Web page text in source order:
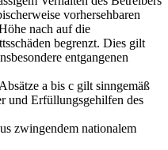
vorhersehbaren
nach auf die
begrenzt. Dies gilt
entgangenen
a bis c gilt sinngemäß
und Erfüllungsgehilfen des
zwingendem nationalem